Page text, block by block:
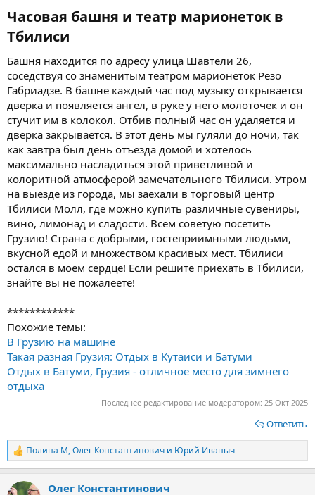
Часовая башня и театр марионеток в
Тбилиси​
Башня находится по адресу улица Шавтели 26,
соседствуя со знаменитым театром марионеток Резо
Габриадзе. В башне каждый час под музыку открывается
дверка и появляется ангел, в руке у него молоточек и он
стучит им в колокол. Отбив полный час он удаляется и
дверка закрывается. В этот день мы гуляли до ночи, так
как завтра был день отъезда домой и хотелось
максимально насладиться этой приветливой и
колоритной атмосферой замечательного Тбилиси. Утром
на выезде из города, мы заехали в торговый центр
Тбилиси Молл, где можно купить различные сувениры,
вино, лимонад и сладости. Всем советую посетить
Грузию! Страна с добрыми, гостеприимными людьми,
вкусной едой и множеством красивых мест. Тбилиси
остался в моем сердце! Если решите приехать в Тбилиси,
знайте вы не пожалеете!
************
Похожие темы:
В Грузию на машине
Такая разная Грузия: Отдых в Кутаиси и Батуми
Отдых в Батуми, Грузия - отличное место для зимнего
отдыха
Последнее редактирование модератором: 25 Окт 2025
Ответить
Р
е
к
Полина М,Олег Константинович и Юрий Иваныч
Олег Константинович